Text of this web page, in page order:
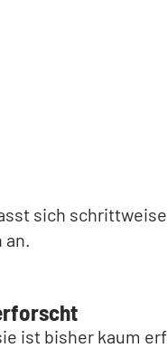
sich
an.
ist bisher kaum